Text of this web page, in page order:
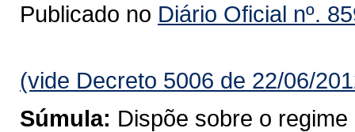
Publicado no Diário Oficial nº.
(vide Decreto 5006 de 22/06/
Súmula: Dispõe sobre o